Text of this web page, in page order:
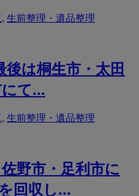
, 生前整理・遺品整理
は桐生市・太田
て...
, 生前整理・遺品整理
野市・足利市に
回収し...